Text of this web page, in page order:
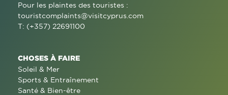
Pour les plaintes des touristes :
touristcomplaints@visitcyprus.com
T: (+357) 22691100
CHOSES À FAIRE
Soleil & Mer
Sports & Entraînement
Santé & Bien-être